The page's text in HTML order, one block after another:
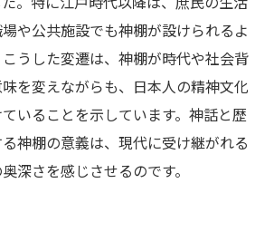
や公共施設でも神棚が設けられるよ
うした変遷は、神棚が時代や社会背
を変えながらも、日本人の精神文化
いることを示しています。神話と歴
神棚の意義は、現代に受け継がれる
深さを感じさせるのです。